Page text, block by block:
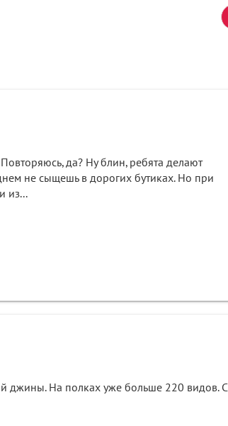
да? Ну блин, ребята делают
не сыщешь в дорогих бутиках. Но при
из...
джины. На полках уже больше 220 видов. С